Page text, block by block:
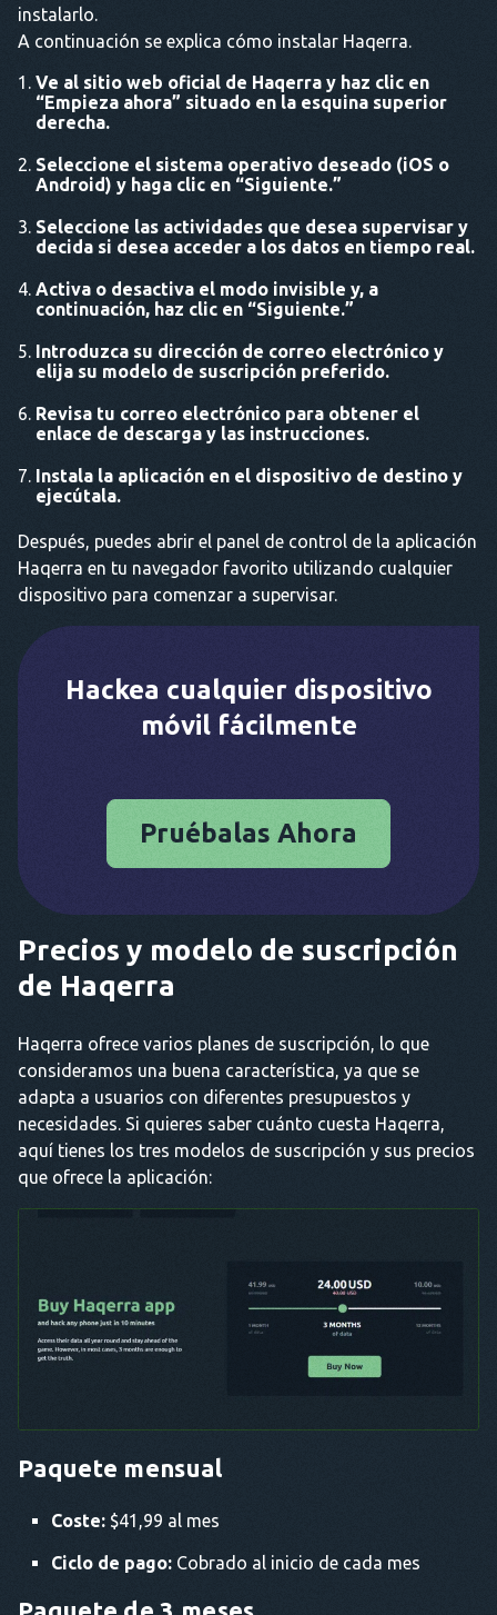
instalarlo.
A continuación se explica cómo instalar Haqerra.
Ve al sitio web oficial de Haqerra y haz clic en
“Empieza ahora” situado en la esquina superior
derecha.
Seleccione el sistema operativo deseado (iOS o
Android) y haga clic en “Siguiente.”
Seleccione las actividades que desea supervisar y
decida si desea acceder a los datos en tiempo real.
Activa o desactiva el modo invisible y, a
continuación, haz clic en “Siguiente.”
Introduzca su dirección de correo electrónico y
elija su modelo de suscripción preferido.
Revisa tu correo electrónico para obtener el
enlace de descarga y las instrucciones.
Instala la aplicación en el dispositivo de destino y
ejecútala.
Después, puedes abrir el panel de control de la aplicación
Haqerra en tu navegador favorito utilizando cualquier
dispositivo para comenzar a supervisar.
Hackea cualquier dispositivo
móvil fácilmente
Pruébalas Ahora
Precios y modelo de suscripción
de Haqerra
Haqerra ofrece varios planes de suscripción, lo que
consideramos una buena característica, ya que se
adapta a usuarios con diferentes presupuestos y
necesidades. Si quieres saber cuánto cuesta Haqerra,
aquí tienes los tres modelos de suscripción y sus precios
que ofrece la aplicación:
Paquete mensual
Coste: $41,99 al mes
Ciclo de pago: Cobrado al inicio de cada mes